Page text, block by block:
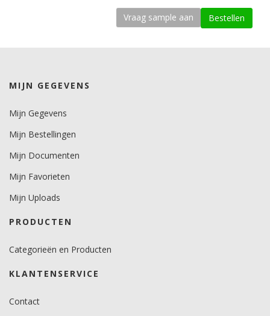
Levensduurverwachting
MIJN GEGEVENS
Mijn Gegevens
Mijn Bestellingen
Mijn Documenten
Mijn Favorieten
Mijn Uploads
PRODUCTEN
Categorieën en Producten
KLANTENSERVICE
Contact